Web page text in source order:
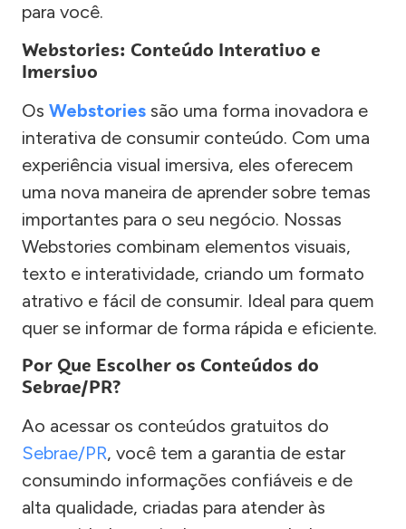
para você.
Webstories: Conteúdo Interativo e
Imersivo
Os Webstories são uma forma inovadora e
interativa de consumir conteúdo. Com uma
experiência visual imersiva, eles oferecem
uma nova maneira de aprender sobre temas
importantes para o seu negócio. Nossas
Webstories combinam elementos visuais,
texto e interatividade, criando um formato
atrativo e fácil de consumir. Ideal para quem
quer se informar de forma rápida e eficiente.
Por Que Escolher os Conteúdos do
Sebrae/PR?
Ao acessar os conteúdos gratuitos do
Sebrae/PR, você tem a garantia de estar
consumindo informações confiáveis e de
alta qualidade, criadas para atender às